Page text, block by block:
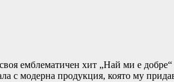
емблематичен хит „Най ми е
с модерна продукция, която му